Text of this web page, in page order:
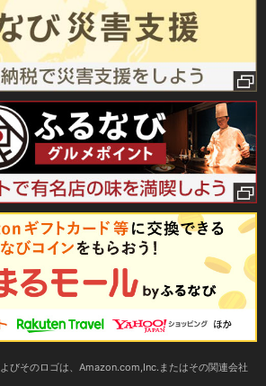
びそのロゴは、Amazon.com,Inc.またはその関連会社